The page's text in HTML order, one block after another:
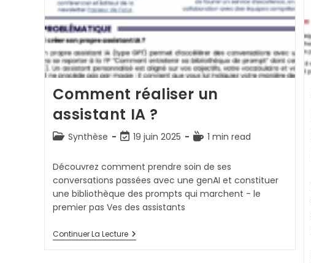
Comment réaliser un
assistant IA ?
PostSynthèse
Dernière
de
publication :
19 juin 2025
Temps
lecture :
1 min read
Découvrez comment prendre soin de ses
conversations passées avec une genAI et constituer
une bibliothèque des prompts qui marchent - le
premier pas Ves des assistants
Continuer La LectureComment
Réaliser